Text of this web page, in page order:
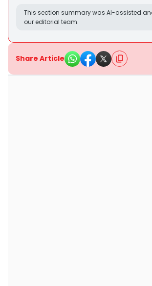
This section summary was AI-assisted
our editorial team.
Share Article